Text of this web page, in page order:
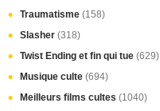
Traumatisme (158)
Slasher (318)
Twist Ending et fin qui tue (629)
Musique culte (694)
Meilleurs films cultes (1040)